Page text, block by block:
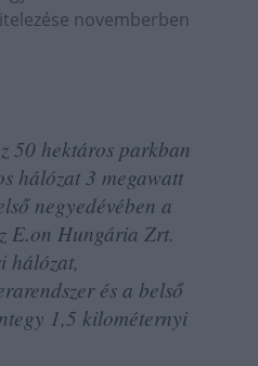
novemberben
50 hektáros parkban
hálózat 3 megawatt
negyedévében a
E.on Hungária Zrt.
hálózat,
és a belső
1,5 kilométernyi